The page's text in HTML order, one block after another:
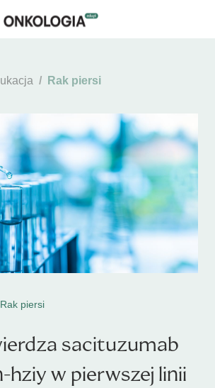
Rak piersi
Rak piersi
sacituzumab
hziy w pierwszej linii